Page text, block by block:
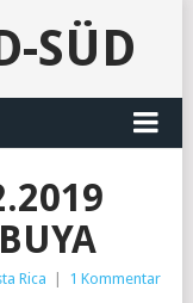
SÜD
Rica 1 Kommentar